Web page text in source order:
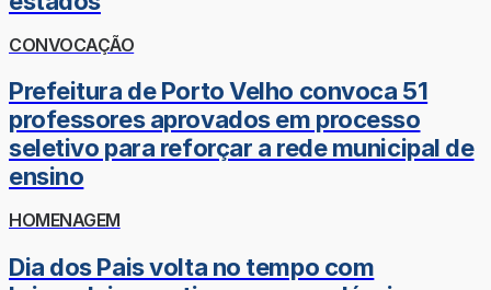
CONVOCAÇÃO
Prefeitura de Porto Velho convoca 51
professores aprovados em processo
seletivo para reforçar a rede municipal de
ensino
HOMENAGEM
Dia dos Pais volta no tempo com